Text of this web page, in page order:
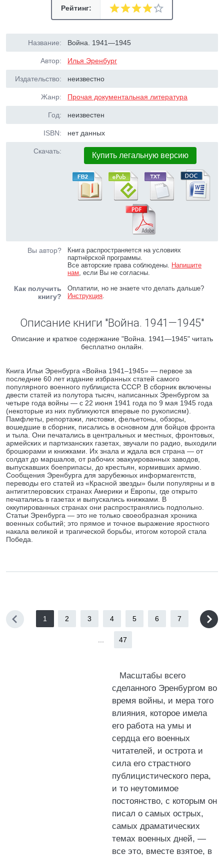
Рейтинг:
Название: Война. 1941—1945
Автор: Илья Эренбург
Издательство: неизвестно
Жанр: Прочая документальная литература
Год: неизвестен
ISBN: нет данных
Скачать: Купить легальную версию
Вы автор?
Книга распространяется на условиях
партнёрской программы.
Все авторские права соблюдены. Напишите
нам, если Вы не согласны.
Как получить
книгу?
Оплатили, но не знаете что делать дальше?
Инструкция.
Описание книги "Война. 1941—1945"
Описание и краткое содержание "Война. 1941—1945" читать
бесплатно онлайн.
Книга Ильи Эренбурга «Война 1941–1945» — первое за
последние 60 лет издание избранных статей самого
популярного военного публициста СССР. В сборник включены
двести статей из полутора тысяч, написанных Эренбургом за
четыре года войны — с 22 июня 1941 года по 9 мая 1945 года
(некоторые из них публикуются впервые по рукописям).
Памфлеты, репортажи, листовки, фельетоны, обзоры,
вошедшие в сборник, писались в основном для бойцов фронта
и тыла. Они печатались в центральных и местных, фронтовых,
армейских и партизанских газетах, звучали по радио, выходили
брошюрами и книжками. Их знала и ждала вся страна — от
солдат до маршалов, от рабочих эвакуированных заводов,
выпускавших боеприпасы, до крестьян, кормивших армию.
Сообщения Эренбурга для зарубежных информагентств,
переводы его статей из «Красной звезды» были популярны и в
антигитлеровских странах Америки и Европы, где открыто
печатались в газетах и выпускались книжками. В
оккупированных странах они распространялись подпольно.
Статьи Эренбурга — это не только своеобразная хроника
военных событий; это прямое и точное выражение яростного
накала великой и трагической борьбы, итогом которой стала
Победа.
1 2 3 4 5 6 7
47
Масштабы всего
сделанного Эренбургом во
время войны, и мера того
влияния, которое имела
его работа на умы и
сердца его военных
читателей, и острота и
сила его страстного
публицистического пера,
и то неутомимое
постоянство, с которым он
писал о самых острых,
самых драматических
темах военных дней, —
все это, вместе взятое, в